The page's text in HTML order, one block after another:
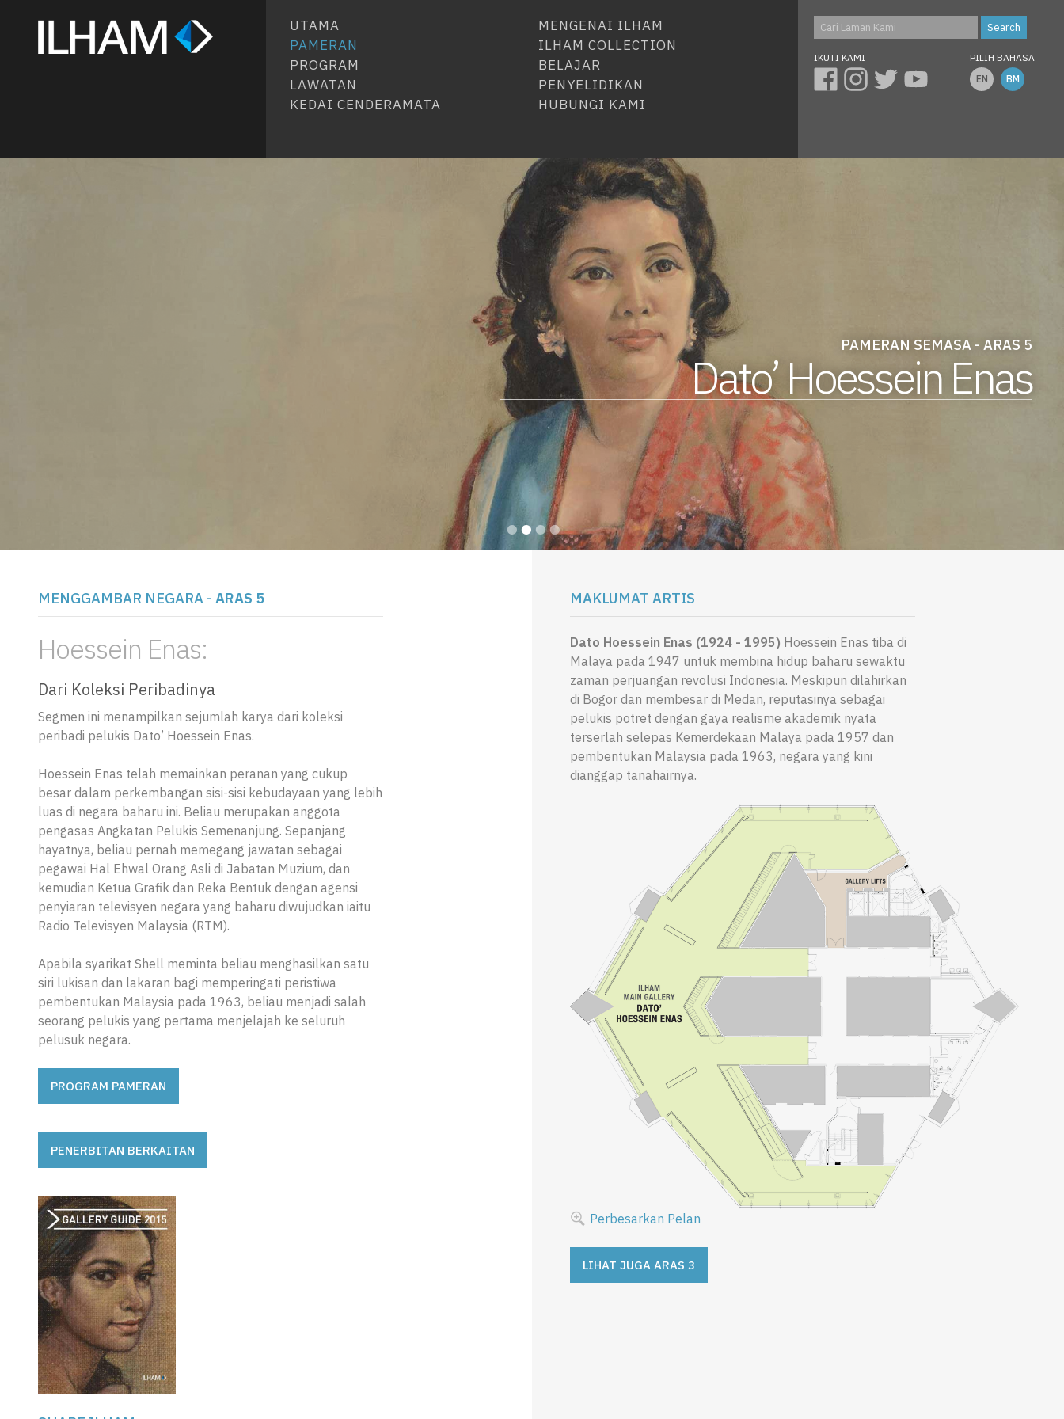
UTAMA
PAMERAN
PROGRAM
LAWATAN
KEDAI CENDERAMATA
MENGENAI ILHAM
ILHAM COLLECTION
BELAJAR
PENYELIDIKAN
HUBUNGI KAMI
IKUTI KAMI
PILIH BAHASA
EN
BM
••••
PAMERAN SEMASA - ARAS 5
Dato’ Hoessein Enas
MENGGAMBAR NEGARA - ARAS 5
Hoessein Enas:
Dari Koleksi Peribadinya
Segmen ini menampilkan sejumlah karya dari koleksi
peribadi pelukis Dato’ Hoessein Enas.
Hoessein Enas telah memainkan peranan yang cukup
besar dalam perkembangan sisi-sisi kebudayaan yang lebih
luas di negara baharu ini. Beliau merupakan anggota
pengasas Angkatan Pelukis Semenanjung. Sepanjang
hayatnya, beliau pernah memegang jawatan sebagai
pegawai Hal Ehwal Orang Asli di Jabatan Muzium, dan
kemudian Ketua Grafik dan Reka Bentuk dengan agensi
penyiaran televisyen negara yang baharu diwujudkan iaitu
Radio Televisyen Malaysia (RTM).
Apabila syarikat Shell meminta beliau menghasilkan satu
siri lukisan dan lakaran bagi memperingati peristiwa
pembentukan Malaysia pada 1963, beliau menjadi salah
seorang pelukis yang pertama menjelajah ke seluruh
pelusuk negara.
PROGRAM PAMERAN
PENERBITAN BERKAITAN
MAKLUMAT ARTIS
Dato Hoessein Enas (1924 - 1995) Hoessein Enas tiba di
Malaya pada 1947 untuk membina hidup baharu sewaktu
zaman perjuangan revolusi Indonesia. Meskipun dilahirkan
di Bogor dan membesar di Medan, reputasinya sebagai
pelukis potret dengan gaya realisme akademik nyata
terserlah selepas Kemerdekaan Malaya pada 1957 dan
pembentukan Malaysia pada 1963, negara yang kini
dianggap tanahairnya.
Perbesarkan Pelan
LIHAT JUGA ARAS 3